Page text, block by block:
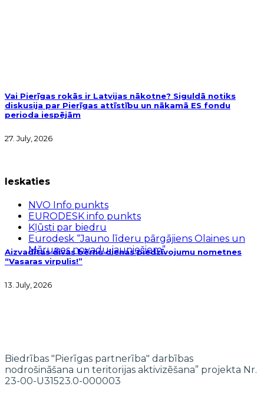
Vai Pierīgas rokās ir Latvijas nākotne? Siguldā notiks
diskusija par Pierīgas attīstību un nākamā ES fondu
perioda iespējām
27. July, 2026
Aizvadītas divas bērnu dienas piedzīvojumu nometnes
“Vasaras virpulis!”
13. July, 2026
Ieskaties
NVO Info punkts
EURODESK info punkts
Kļūsti par biedru
Eurodesk “Jauno līderu pārgājiens Olaines un
Mārupes novadu jauniešiem”
Biedrības "Pierīgas partnerība" darbības
nodrošināšana un teritorijas aktivizēšana” projekta Nr.
23-00-U31523.0-000003